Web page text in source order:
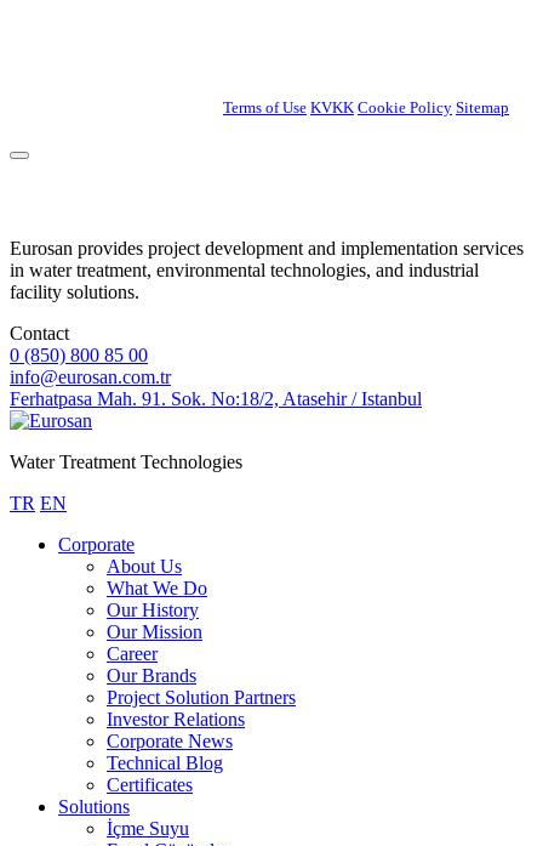
Terms of Use KVKK Cookie Policy Sitemap
Eurosan provides project development and implementation services
in water treatment, environmental technologies, and industrial
facility solutions.
Contact
0 (850) 800 85 00
info@eurosan.com.tr
Ferhatpasa Mah. 91. Sok. No:18/2, Atasehir / Istanbul
Water Treatment Technologies
TR EN
Corporate
About Us
What We Do
Our History
Our Mission
Career
Our Brands
Project Solution Partners
Investor Relations
Corporate News
Technical Blog
Certificates
Solutions
İçme Suyu